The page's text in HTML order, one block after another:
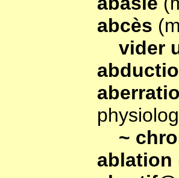
abcès
vider
~
ablation